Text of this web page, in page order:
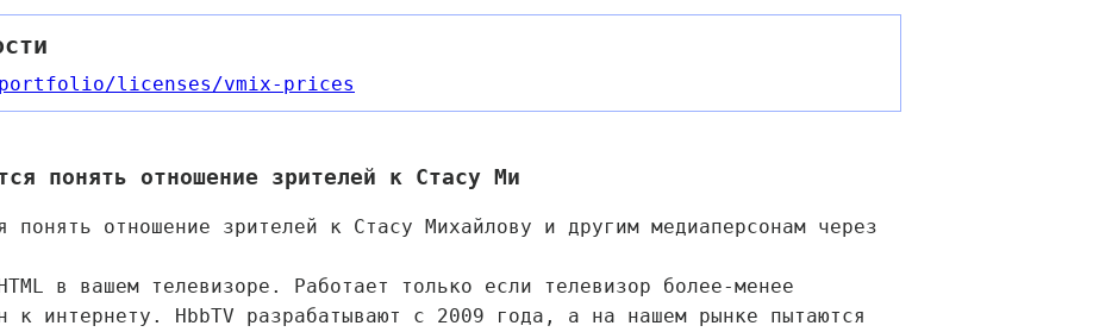
/licenses/vmix-prices
понять отношение зрителей к Стасу Ми
понять отношение зрителей к Стасу Михайлову и другим медиаперсонам через
в вашем телевизоре. Работает только если телевизор более-менее
к интернету. HbbTV разрабатывают с 2009 года, а на нашем рынке пытаются